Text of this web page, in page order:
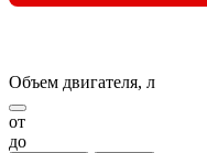
Объем двигателя, л
от
до